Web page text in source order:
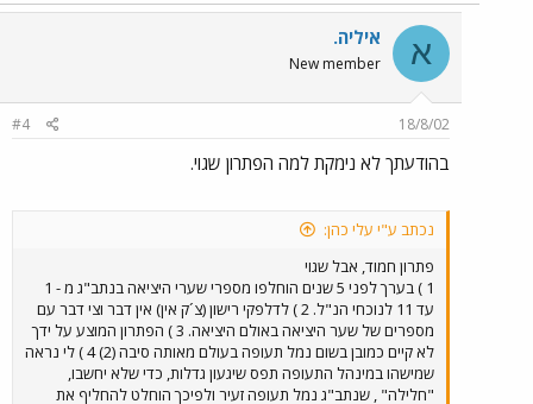
א איליה.
New member
18/8/02
#4
בהודעתך לא נימקת למה הפתרון שגוי.
נכתב ע"י עלי כהן:
פתרון חמוד, אבל שגוי
1 ) בערך לפני 5 שנים הוחלפו מספרי שערי היציאה בנתב"ג מ - 1
עד 11 לנוכחי הנ"ל. 2 ) לדלפקי רישון (צ´ק אין) אין דבר וצי דבר עם
מספרים של שער היציאה באולם היציאה. 3 ) הפתרון המוצע על ידך
לא קיים כמובן בשום נמל תעופה בעולם מאותה סיבה (2) 4 ) לי נראה
שמישהו במינהל התעופה תפס שיגעון גדלות, כדי שלא יחשבו,
"חלילה" , שנתב"ג נמל תעופה זעיר ולפיכך הוחלט להחליף את